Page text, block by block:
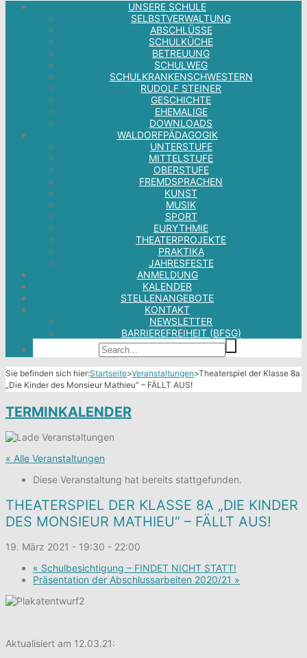
UNSERE SCHULE
SELBSTVERWALTUNG
ABSCHLÜSSE
SCHULKÜCHE
BETREUUNG
SCHULWEG
SCHULKRANKENSCHWESTERN
RUDOLF STEINER
GESCHICHTE
EHEMALIGE
DOWNLOADS
WALDORFPÄDAGOGIK
UNTERSTUFE
MITTELSTUFE
OBERSTUFE
FREMDSPRACHEN
KUNST
MUSIK
SPORT
EURYTHMIE
THEATERPROJEKTE
PRAKTIKA
JAHRESFESTE
ANMELDUNG
KALENDER
STELLENANGEBOTE
KONTAKT
NEWSLETTER
BARRIEREFREIHEIT (BFSG)
Sie befinden sich hier:Startseite>Veranstaltungen>Theaterspiel der Klasse 8a
„Die Kinder des Monsieur Mathieu“ – FÄLLT AUS!
TERMINKALENDER
« Alle Veranstaltungen
Diese Veranstaltung hat bereits stattgefunden.
THEATERSPIEL DER KLASSE 8A „DIE KINDER
DES MONSIEUR MATHIEU“ – FÄLLT AUS!
19. März 2021 - 19:30 - 22:00
« Schulbesichtigung – FINDET NICHT STATT!
Präsentation der Abschlussarbeiten 2020/21 »
Aktualisiert am 12.03.21: